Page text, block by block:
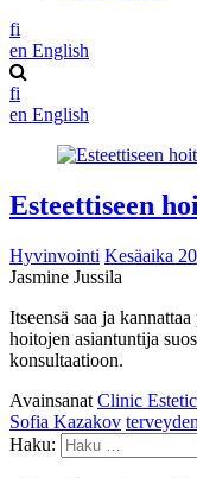
fi
en English
fi
en English
Esteettiseen
Hyvinvointi Kesäaika
Jasmine Jussila
Itseensä saa ja
hoitojen asiantuntija
konsultaatioon.
Avainsanat Clinic Estetic
Sofia Kazakov
Haku: